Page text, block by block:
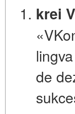
krei
de